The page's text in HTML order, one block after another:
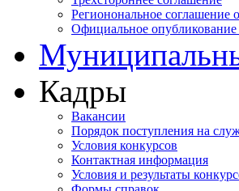
Регионональное
Официальное
Кадры
Вакансии
Порядок поступления на
Условия конкурсов
Контактная информация
Условия и результаты